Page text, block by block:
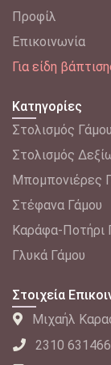
Προφίλ
Επικοινωνία
Για είδη
Κατηγορίες
Στολισμός Γάμου
Στολισμός
Μπομπονιέρες
Στέφανα Γάμου
Καράφα-Ποτήρι
Γλυκά Γάμου
Στοιχεία
Μιχαήλ
2310 631466